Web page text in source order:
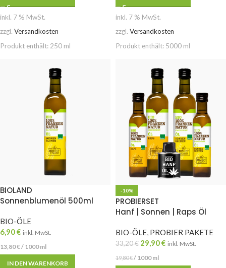
inkl. 7 % MwSt.
zzgl. Versandkosten
Produkt enthält: 250 ml
inkl. 7 % MwSt.
zzgl. Versandkosten
Produkt enthält: 5000 ml
BIOLAND
Sonnenblumenöl 500ml
BIO-ÖLE
6,90€ inkl. MwSt.
13,80€/ 1000 ml
IN DEN WARENKORB
-10%
PROBIERSET
Hanf | Sonnen | Raps Öl
BIO-ÖLE, PROBIER PAKETE
33,20€ 29,90€ inkl. MwSt.
19,80€/ 1000 ml